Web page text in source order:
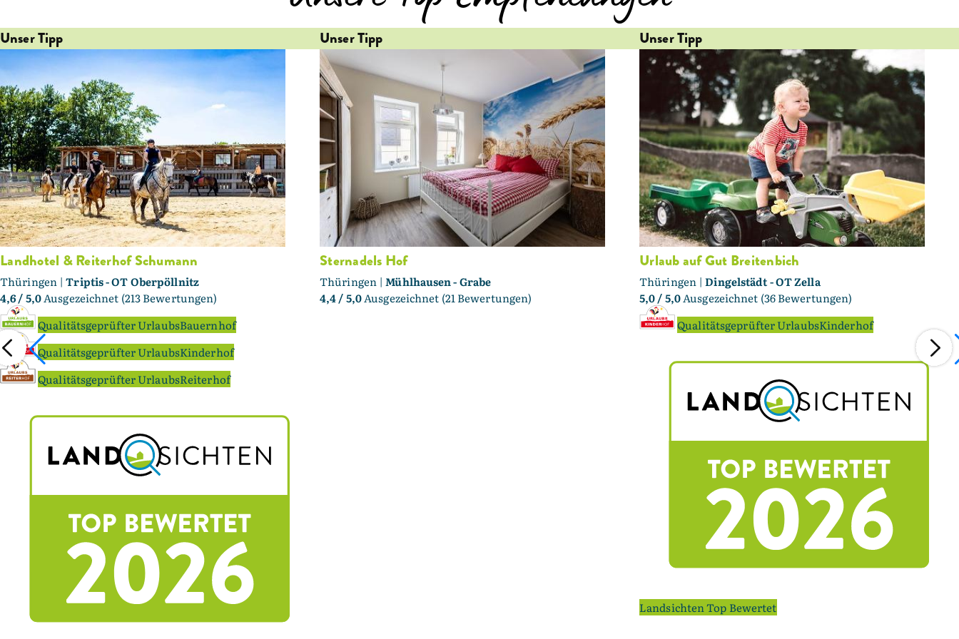
Unser Tipp
Landhotel & Reiterhof Schumann
Thüringen |Triptis - OT Oberpöllnitz
4,6/ 5,0Ausgezeichnet (213 Bewertungen)
Qualitätsgeprüfter UrlaubsBauernhof
Qualitätsgeprüfter UrlaubsKinderhof
Qualitätsgeprüfter UrlaubsReiterhof
Unser Tipp
Sternadels Hof
Thüringen |Mühlhausen - Grabe
4,4/ 5,0Ausgezeichnet (21 Bewertungen)
Unser Tipp
Urlaub auf Gut Breitenbich
Thüringen |Dingelstädt - OT Zella
5,0/ 5,0Ausgezeichnet (36 Bewertungen)
Qualitätsgeprüfter UrlaubsKinderhof
Landsichten Top Bewertet